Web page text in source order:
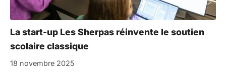
La start-up Les Sherpas réinvente le soutien
scolaire classique
18 novembre 2025